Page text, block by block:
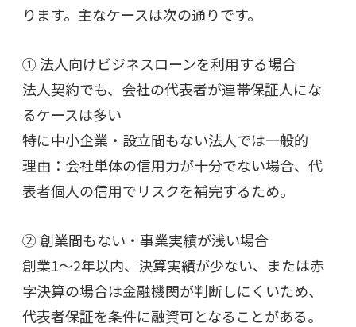
ります。主なケースは次の通りです。
① 法人向けビジネスローンを利用する場合
法人契約でも、会社の代表者が連帯保証人にな
るケースは多い
特に中小企業・設立間もない法人では一般的
理由：会社単体の信用力が十分でない場合、代
表者個人の信用でリスクを補完するため。
② 創業間もない・事業実績が浅い場合
創業1～2年以内、決算実績が少ない、または赤
字決算の場合は金融機関が判断しにくいため、
代表者保証を条件に融資可となることがある。